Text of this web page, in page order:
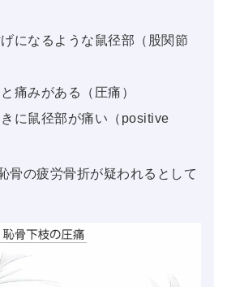
になるような鼠径部（股関節
痛みがある（圧痛）
に鼠径部が痛い（positive
骨の疲労骨折が疑われるとして